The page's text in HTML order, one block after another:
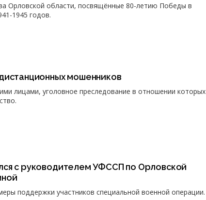
Орловской области, посвящённые 80-летию Победы в
1945 годов.
мошенников
лицами, уголовное преследование в отношении которых
с руководителем УФССП по Орловской
поддержки участников специальной военной операции.